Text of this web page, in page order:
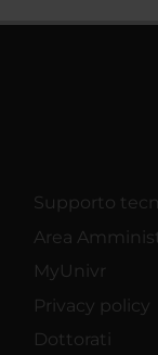
Supporto
Area
MyUnivr
Privacy policy
Dottorati